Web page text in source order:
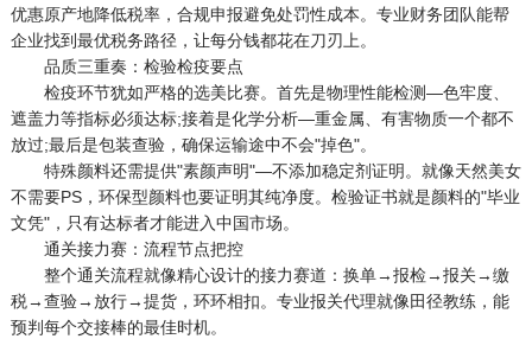
优惠原产地降低税率，合规申报避免处罚性成本。专业财务团队能帮
企业找到最优税务路径，让每分钱都花在刀刃上。
品质三重奏：检验检疫要点
检疫环节犹如严格的选美比赛。首先是物理性能检测—色牢度、
遮盖力等指标必须达标;接着是化学分析—重金属、有害物质一个都不
放过;最后是包装查验，确保运输途中不会"掉色"。
特殊颜料还需提供"素颜声明"—不添加稳定剂证明。就像天然美女
不需要PS，环保型颜料也要证明其纯净度。检验证书就是颜料的"毕业
文凭"，只有达标者才能进入中国市场。
通关接力赛：流程节点把控
整个通关流程就像精心设计的接力赛道：换单→报检→报关→缴
税→查验→放行→提货，环环相扣。专业报关代理就像田径教练，能
预判每个交接棒的最佳时机。